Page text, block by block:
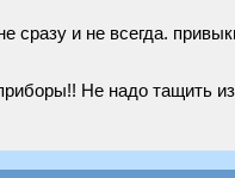
сразу и не всегда.
Не надо тащить из